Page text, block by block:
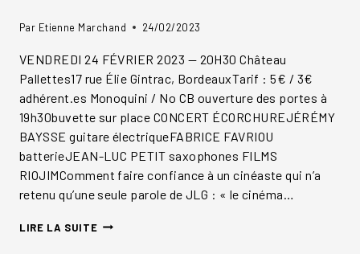
Par Etienne Marchand 24/02/2023
VENDREDI 24 FÉVRIER 2023 — 20H30 Château
Pallettes17 rue Élie Gintrac, BordeauxTarif : 5€ / 3€
adhérent.es Monoquini / No CB ouverture des portes à
19h30buvette sur place CONCERT ÉCORCHUREJÉRÉMY
BAYSSE guitare électriqueFABRICE FAVRIOU
batterieJEAN-LUC PETIT saxophones FILMS
RIOJIMComment faire confiance à un cinéaste qui n’a
retenu qu’une seule parole de JLG : « le cinéma…
LIRE LA SUITEBONUS